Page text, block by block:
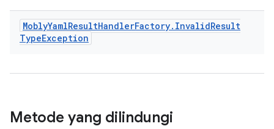
MoblyYamlResultHandlerFactory. InvalidResult
TypeException
Metode yang dilindungi